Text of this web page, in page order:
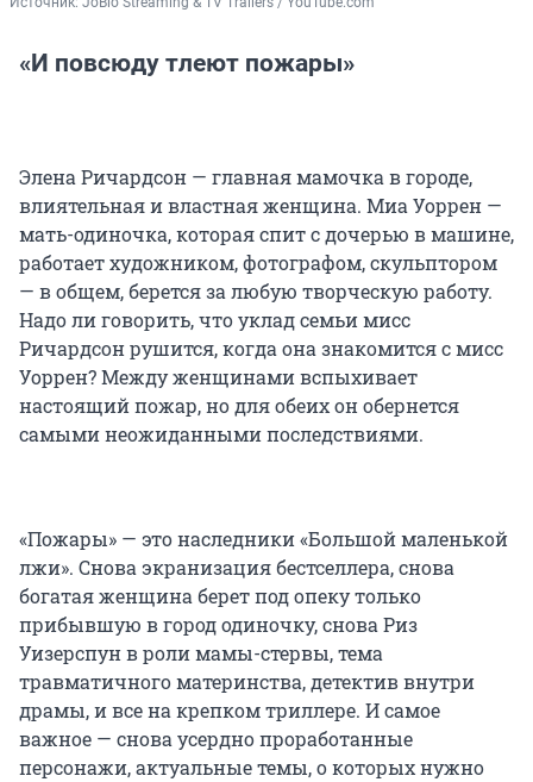
«И повсюду тлеют пожары»
Элена Ричардсон — главная мамочка в городе,
влиятельная и властная женщина. Миа Уоррен —
мать-одиночка, которая спит с дочерью в машине,
работает художником, фотографом, скульптором
— в общем, берется за любую творческую работу.
Надо ли говорить, что уклад семьи мисс
Ричардсон рушится, когда она знакомится с мисс
Уоррен? Между женщинами вспыхивает
настоящий пожар, но для обеих он обернется
самыми неожиданными последствиями.
«Пожары» — это наследники «Большой маленькой
лжи». Снова экранизация бестселлера, снова
богатая женщина берет под опеку только
прибывшую в город одиночку, снова Риз
Уизерспун в роли мамы-стервы, тема
травматичного материнства, детектив внутри
драмы, и все на крепком триллере. И самое
важное — снова усердно проработанные
персонажи, актуальные темы, о которых нужно